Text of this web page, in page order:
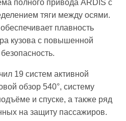
полного привода ARDIS с
тяги между осями.
плавность
кузова с повышенной
19 систем активной
обзор 540°, систему
и спуске, а также ряд
на защиту пассажиров.